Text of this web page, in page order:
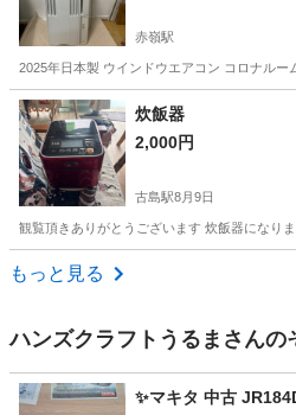
赤嶺駅
2025年日本製 ウインドウエアコン コロナル
沖縄 糸満市 赤嶺駅
炊飯器
2,000円
古島駅8月9日
観覧頂きありがとうございます 炊飯器になり
沖縄 那覇市
もっと見る
ハンズクラフトうるま さんの
✨マキタ 中古